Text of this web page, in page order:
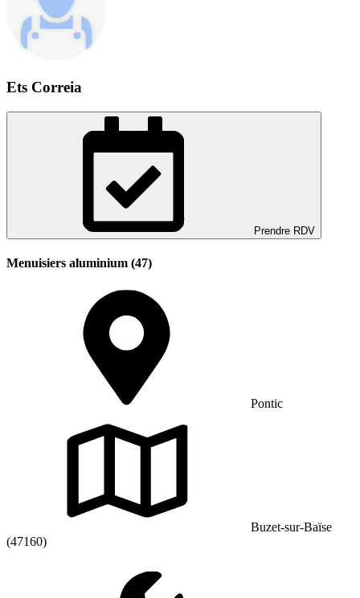
Ets Correia
Prendre RDV
Menuisiers aluminium (47)
Pontic
Buzet-sur-Baïse
(47160)